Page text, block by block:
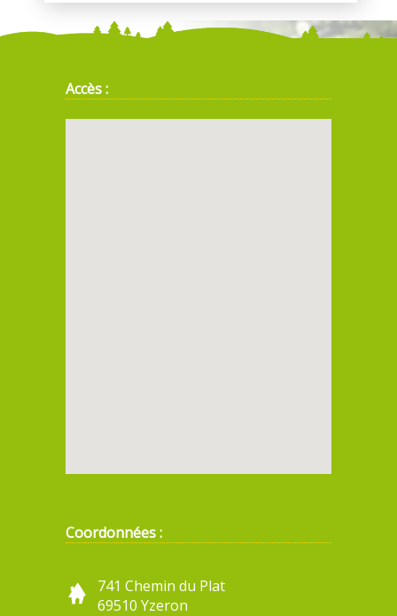
Accès :
Coordonnées :
741 Chemin du Plat
69510 Yzeron